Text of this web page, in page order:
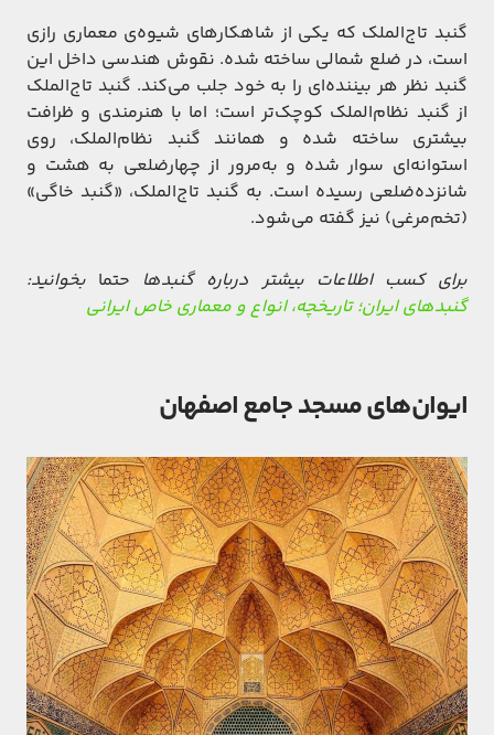
گنبد تاج‌الملک که یکی از شاهکارهای شیوه‌ی معماری رازی
است، در ضلع شمالی ساخته شده. نقوش هندسی داخل این
گنبد نظر هر بیننده‌ای را به خود جلب می‌کند. گنبد تاج‌الملک
از گنبد نظام‌الملک کوچک‌تر است؛ اما با هنرمندی و ظرافت
بیشتری ساخته شده و همانند گنبد نظام‌الملک، روی
استوانه‌ای سوار شده و به‌مرور از چهارضلعی به هشت و
شانزده‌ضلعی رسیده است. به گنبد تاج‌الملک، «گنبد خاگی»
(تخم‌مرغی) نیز گفته می‌شود.
برای کسب اطلاعات بیشتر درباره گنبدها حتما بخوانید:
گنبدهای ایران؛ تاریخچه، انواع و معماری خاص ایرانی
ایوان‌های مسجد جامع اصفهان